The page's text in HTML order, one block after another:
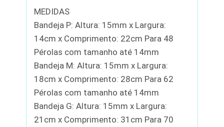
MEDIDAS
Bandeja P: Altura: 15mm x Largura:
14cm x Comprimento: 22cm Para 48
Pérolas com tamanho até 14mm
Bandeja M: Altura: 15mm x Largura:
18cm x Comprimento: 28cm Para 62
Pérolas com tamanho até 14mm
Bandeja G: Altura: 15mm x Largura:
21cm x Comprimento: 31cm Para 70